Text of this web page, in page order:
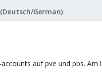
German)
auf pve und pbs.